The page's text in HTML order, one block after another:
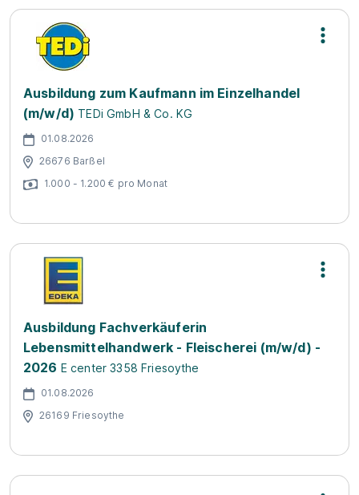
Ausbildung zum Kaufmann im Einzelhandel
(m/w/d) TEDi GmbH & Co. KG
01.08.2026
26676 Barßel
1.000 - 1.200 € pro Monat
Ausbildung Fachverkäuferin
Lebensmittelhandwerk - Fleischerei (m/w/d) -
2026 E center 3358 Friesoythe
01.08.2026
26169 Friesoythe